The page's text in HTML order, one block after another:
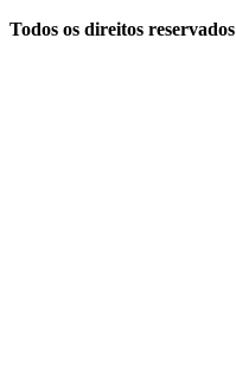
Todos os direitos reservados